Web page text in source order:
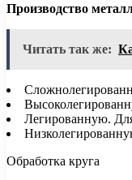
Производство
Читать так же:
Легированную.
Обработка круга